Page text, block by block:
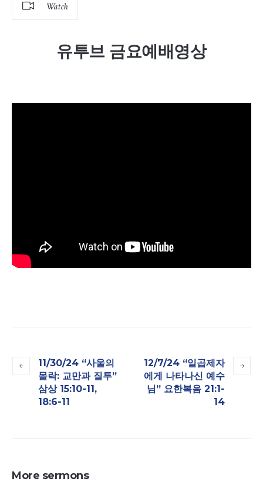
Watch
유투브 금요예배영상
11/30/24 “사울의
몰락: 교만과 질투”
삼상 15:10-11,
18:6-11
12/7/24 “일곱제자
에게 나타나신 예수
님” 요한복음 21:1-
14
More sermons